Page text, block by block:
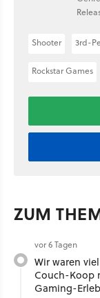
Shooter 3rd-
Rockstar Games
ZUM
vor 6 Tagen
Wir waren
Couch-Koop
Gaming-